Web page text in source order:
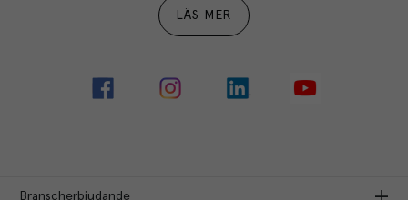
LÄS MER
Branscherbjudande